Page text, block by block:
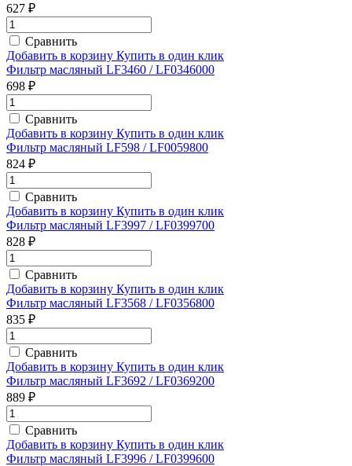
627 ₽
Сравнить
Добавить в корзину Купить в один клик
Фильтр масляный LF3460 / LF0346000
698 ₽
Сравнить
Добавить в корзину Купить в один клик
Фильтр масляный LF598 / LF0059800
824 ₽
Сравнить
Добавить в корзину Купить в один клик
Фильтр масляный LF3997 / LF0399700
828 ₽
Сравнить
Добавить в корзину Купить в один клик
Фильтр масляный LF3568 / LF0356800
835 ₽
Сравнить
Добавить в корзину Купить в один клик
Фильтр масляный LF3692 / LF0369200
889 ₽
Сравнить
Добавить в корзину Купить в один клик
Фильтр масляный LF3996 / LF0399600